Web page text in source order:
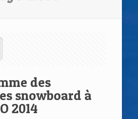
des
snowboard à
2014